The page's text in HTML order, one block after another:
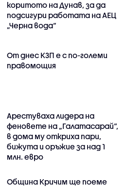
коритото на Дунав, за да
подсигури работата на АЕЦ
„Черна вода“
От днес КЗП е с по-големи
правомощия
Арестуваха лидера на
феновете на „Галатасарай“,
в дома му откриха пари,
бижута и оръжие за над 1
млн. евро
Община Кричим ще поеме